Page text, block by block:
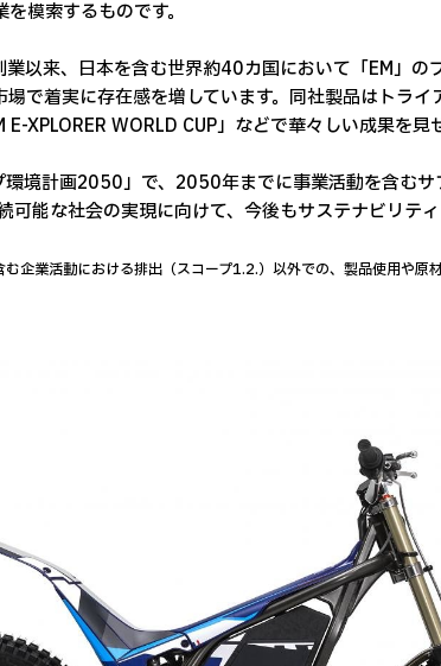
模索するものです。
来、日本を含む世界約40カ国において「EM」の
で着実に存在感を増しています。同社製品はトラ
XPLORER WORLD CUP」などで華々しい成果を見
境計画2050」で、2050年までに事業活動を含むサ
可能な社会の実現に向けて、今後もサステナビリテ
企業活動における排出（スコープ1.2.）以外での、製品使用や原